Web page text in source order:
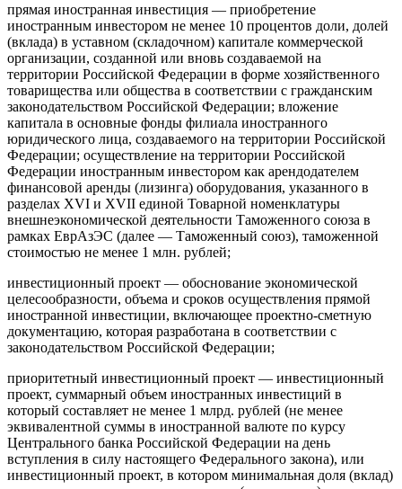
прямая иностранная инвестиция — приобретение
иностранным инвестором не менее 10 процентов доли, долей
(вклада) в уставном (складочном) капитале коммерческой
организации, созданной или вновь создаваемой на
территории Российской Федерации в форме хозяйственного
товарищества или общества в соответствии с гражданским
законодательством Российской Федерации; вложение
капитала в основные фонды филиала иностранного
юридического лица, создаваемого на территории Российской
Федерации; осуществление на территории Российской
Федерации иностранным инвестором как арендодателем
финансовой аренды (лизинга) оборудования, указанного в
разделах XVI и XVII единой Товарной номенклатуры
внешнеэкономической деятельности Таможенного союза в
рамках ЕврАзЭС (далее — Таможенный союз), таможенной
стоимостью не менее 1 млн. рублей;
инвестиционный проект — обоснование экономической
целесообразности, объема и сроков осуществления прямой
иностранной инвестиции, включающее проектно-сметную
документацию, которая разработана в соответствии с
законодательством Российской Федерации;
приоритетный инвестиционный проект — инвестиционный
проект, суммарный объем иностранных инвестиций в
который составляет не менее 1 млрд. рублей (не менее
эквивалентной суммы в иностранной валюте по курсу
Центрального банка Российской Федерации на день
вступления в силу настоящего Федерального закона), или
инвестиционный проект, в котором минимальная доля (вклад)